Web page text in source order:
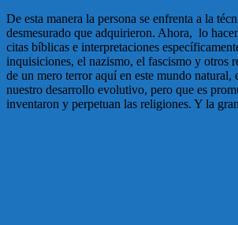
De esta manera la persona se enfrenta a la
desmesurado que adquirieron. Ahora, lo
citas bíblicas e interpretaciones
inquisiciones, el nazismo, el fascismo y otros
de un mero terror aquí en este mundo
nuestro desarrollo evolutivo, pero que es
inventaron y perpetuan las religiones. Y la